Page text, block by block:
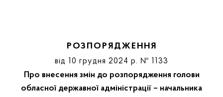
РОЗПОРЯДЖЕННЯ
від 10 грудня 2024 р. № 1133
Про внесення змін до розпорядження голови
обласної державної адміністрації – начальника